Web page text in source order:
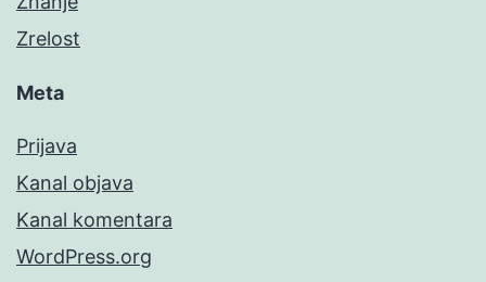
Zrelost
Meta
Prijava
Kanal objava
Kanal komentara
WordPress.org